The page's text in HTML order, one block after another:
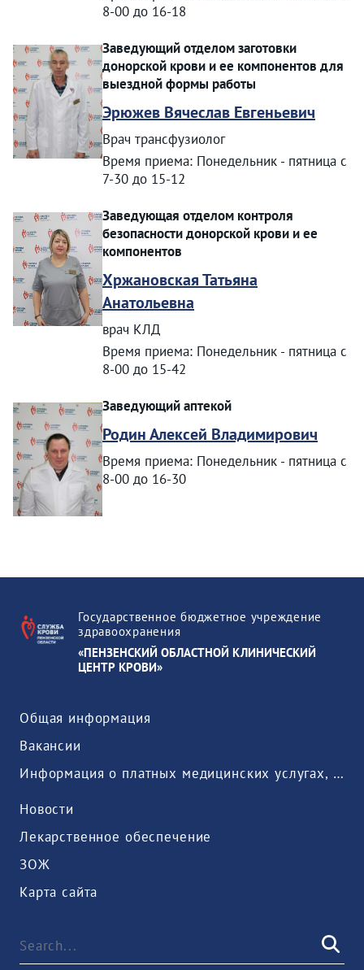
8-00 до 16-18
Заведующий отделом заготовки
донорской крови и ее компонентов для
выездной формы работы
Эрюжев Вячеслав Евгеньевич
Врач трансфузиолог
Время приема: Понедельник - пятница с
7-30 до 15-12
Заведующая отделом контроля
безопасности донорской крови и ее
компонентов
Хржановская Татьяна
Анатольевна
врач КЛД
Время приема: Понедельник - пятница с
8-00 до 15-42
Заведующий аптекой
Родин Алексей Владимирович
Время приема: Понедельник - пятница с
8-00 до 16-30
Государственное бюджетное учреждение
здравоохранения
«ПЕНЗЕНСКИЙ ОБЛАСТНОЙ КЛИНИЧЕСКИЙ
ЦЕНТР КРОВИ»
Общая информация
Вакансии
Информация о платных медицинских услугах, предоставляемых медицинской организацией
Новости
Лекарственное обеспечение
ЗОЖ
Карта сайта